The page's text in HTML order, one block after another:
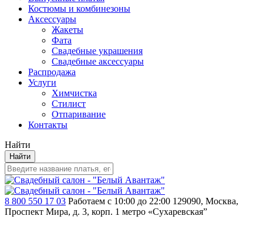
Костюмы и комбинезоны
Аксессуары
Жакеты
Фата
Свадебные украшения
Свадебные аксессуары
Распродажа
Услуги
Химчистка
Стилист
Отпаривание
Контакты
Найти
Найти
8 800 550 17 03 Работаем с 10:00 до 22:00 129090, Москва,
Проспект Мира, д. 3, корп. 1 метро «Сухаревская”